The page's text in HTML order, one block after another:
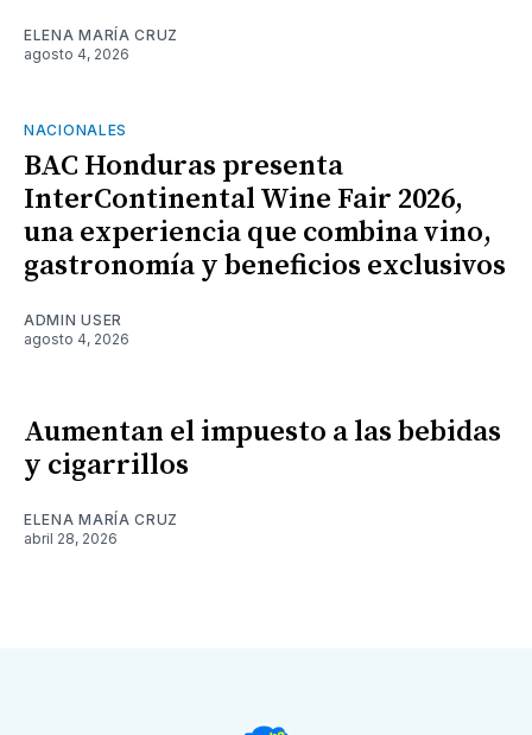
ELENA MARÍA CRUZ
agosto 4, 2026
NACIONALES
BAC Honduras presenta
InterContinental Wine Fair 2026,
una experiencia que combina vino,
gastronomía y beneficios exclusivos
ADMIN USER
agosto 4, 2026
Aumentan el impuesto a las bebidas
y cigarrillos
ELENA MARÍA CRUZ
abril 28, 2026